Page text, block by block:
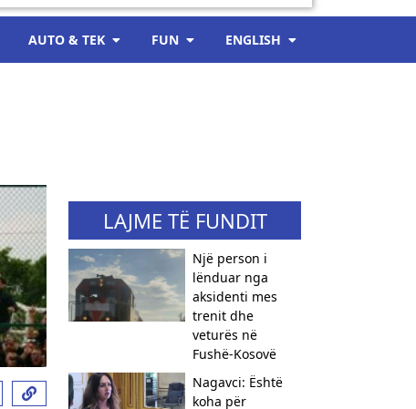
AUTO & TEK FUN ENGLISH
LAJME TË FUNDIT
Një person i
lënduar nga
aksidenti mes
trenit dhe
veturës në
Fushë-Kosovë
Nagavci: Është
koha për